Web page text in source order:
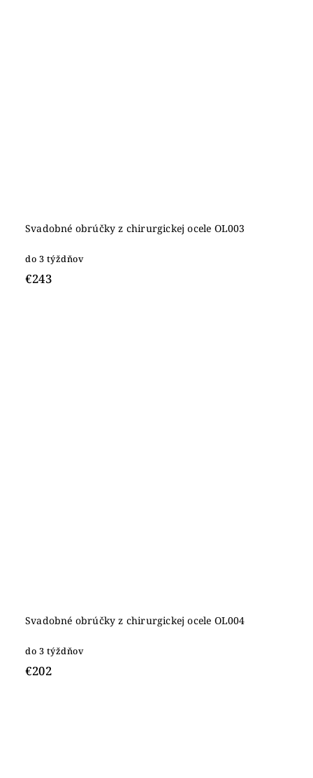
Svadobné obrúčky z chirurgickej ocele OL003
do 3 týždňov
€243
Svadobné obrúčky z chirurgickej ocele OL004
do 3 týždňov
€202